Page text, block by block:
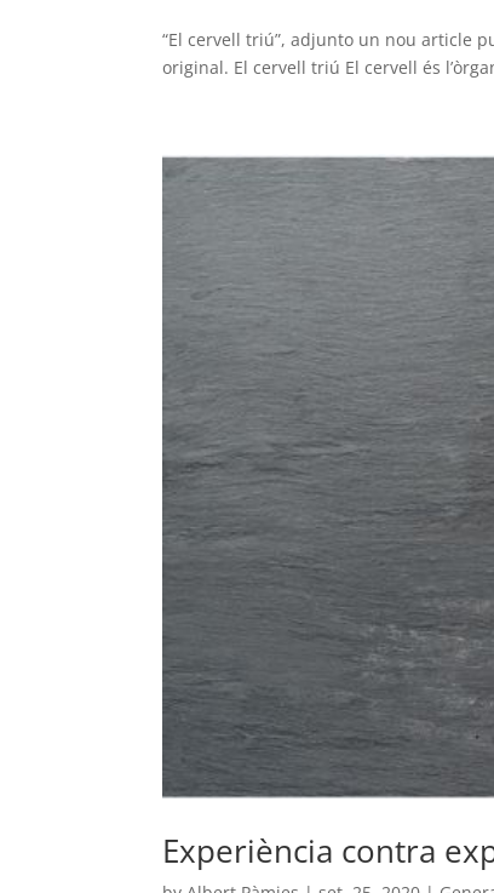
“El cervell triú”, adjunto un nou article
original. El cervell triú El cervell és
Experiència contra